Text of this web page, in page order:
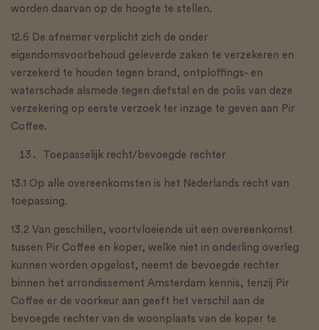
worden daarvan op de hoogte te stellen.
12.6 De afnemer verplicht zich de onder
eigendomsvoorbehoud geleverde zaken te verzekeren en
verzekerd te houden tegen brand, ontploffings- en
waterschade alsmede tegen diefstal en de polis van deze
verzekering op eerste verzoek ter inzage te geven aan Pir
Coffee.
Toepasselijk recht/bevoegde rechter
13.1 Op alle overeenkomsten is het Nederlands recht van
toepassing.
13.2 Van geschillen, voortvloeiende uit een overeenkomst
tussen Pir Coffee en koper, welke niet in onderling overleg
kunnen worden opgelost, neemt de bevoegde rechter
binnen het arrondissement Amsterdam kennis, tenzij Pir
Coffee er de voorkeur aan geeft het verschil aan de
bevoegde rechter van de woonplaats van de koper te